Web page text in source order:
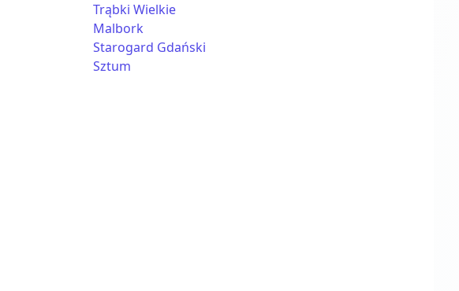
Trąbki Wielkie
Malbork
Starogard Gdański
Sztum